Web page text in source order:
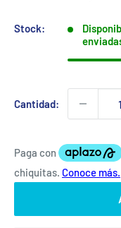
Stock:
Cantidad: